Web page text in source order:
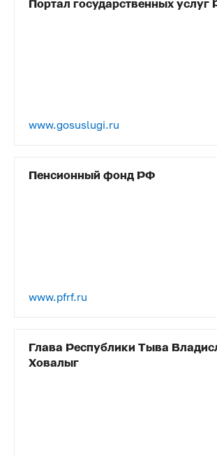
Портал государственных услуг
www.gosuslugi.ru
Пенсионный фонд РФ
www.pfrf.ru
Глава Республики Тыва
Ховалыг